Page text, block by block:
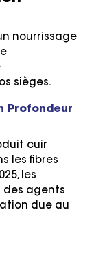
nourrissage
sièges.
Profondeur
cuir
les fibres
les
des agents
due au